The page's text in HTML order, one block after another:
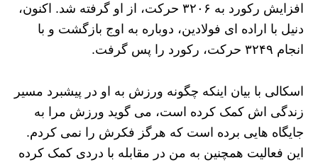
افزایش رکورد به ۳۲۰۶ حرکت، از او گرفته شد. اکنون،
دنیل با اراده‌ ای فولادین، دوباره به اوج بازگشت و با
انجام ۳۲۴۹ حرکت، رکورد را پس گرفت.
اسکالی با بیان اینکه چگونه ورزش به او در پیشبرد مسیر
زندگی‌ اش کمک کرده است، می‌ گوید ورزش مرا به
جایگاه‌ هایی برده است که هرگز فکرش را نمی‌ کردم.
این فعالیت همچنین به من در مقابله با دردی کمک کرده